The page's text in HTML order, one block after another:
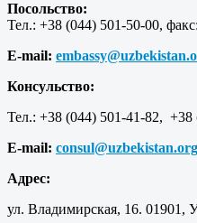
Посольство:
Тел.: +38 (044) 501-50-00,
E-mail:
Консульство:
Тел.: +38 (044) 501-41-82, +38
E-mail:
Адрес:
ул. Владимирская, 16. 01901,